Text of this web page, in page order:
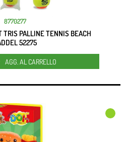
8770277
TRIS PALLINE TENNIS BEACH
52275
Quantità
AGG. AL CARRELLO